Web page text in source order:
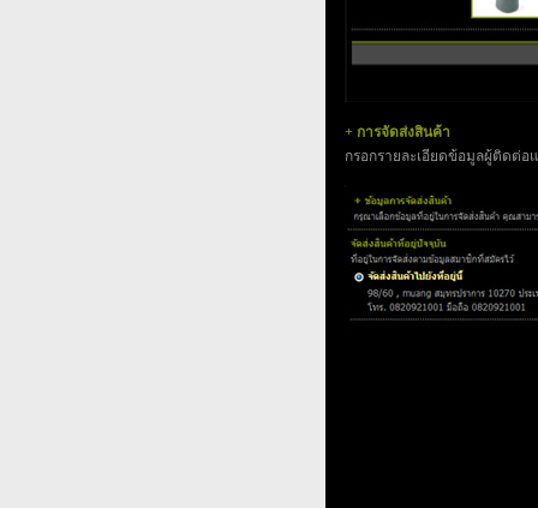
+ การจัดส่งสินค้า
กรอกรายละเอียดข้อมูลผู้ติดต่